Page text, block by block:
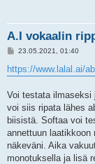
A.I vokaalin
V
e
s
i
23.05.2021, 01:40
https://www.lalal.ai/
Voi testata ilmaseksi
voi siis ripata lähes
biisistä. Softaa voi
annettuun
näkeväni. Aika
monotuksella ja lisä